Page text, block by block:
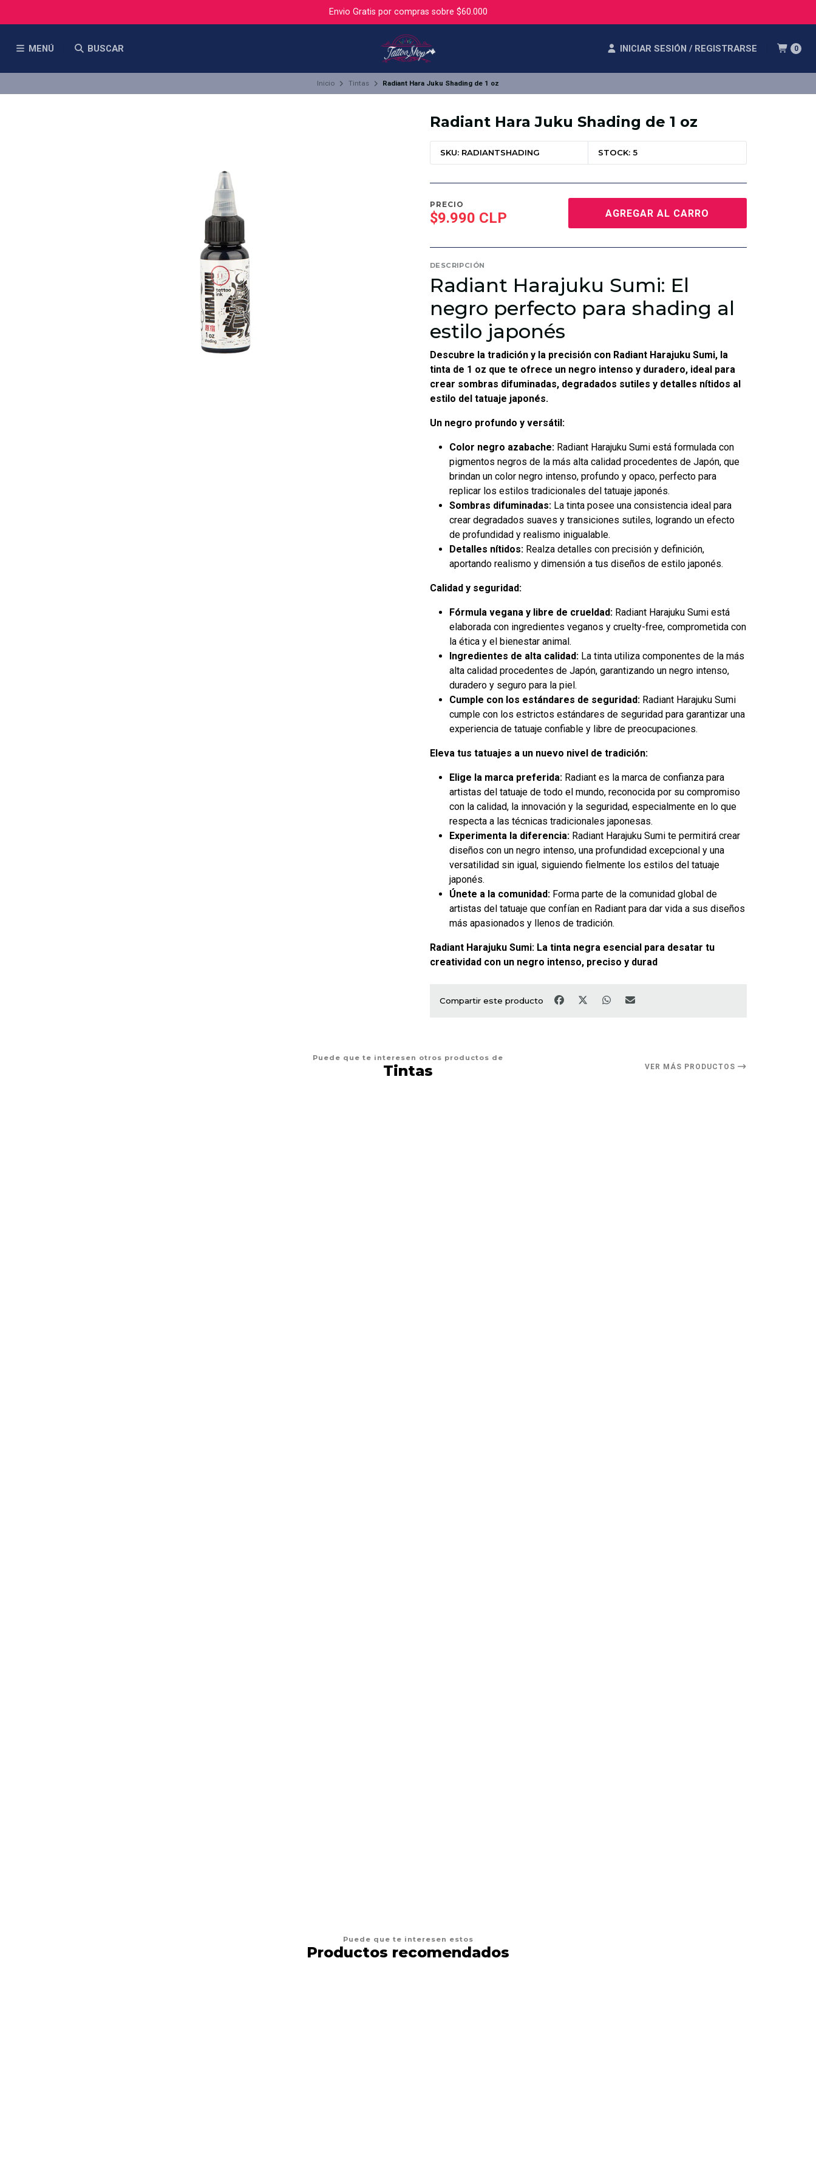
MENÚ BUSCAR INICIAR SESIÓN / REGISTRARSE 0
Envio Gratis por compras sobre $60.000
Inicio Tintas Radiant Hara Juku Shading de 1 oz
Radiant Hara Juku Shading de 1 oz
SKU: RADIANTSHADING STOCK: 5
PRECIO
$9.990 CLP AGREGAR AL CARRO
DESCRIPCIÓN
Radiant Harajuku Sumi: El
negro perfecto para shading al
estilo japonés
Descubre la tradición y la precisión con Radiant Harajuku Sumi, la
tinta de 1 oz que te ofrece un negro intenso y duradero, ideal para
crear sombras difuminadas, degradados sutiles y detalles nítidos al
estilo del tatuaje japonés.
Un negro profundo y versátil:
Color negro azabache: Radiant Harajuku Sumi está formulada con
pigmentos negros de la más alta calidad procedentes de Japón, que
brindan un color negro intenso, profundo y opaco, perfecto para
replicar los estilos tradicionales del tatuaje japonés.
Sombras difuminadas: La tinta posee una consistencia ideal para
crear degradados suaves y transiciones sutiles, logrando un efecto
de profundidad y realismo inigualable.
Detalles nítidos: Realza detalles con precisión y definición,
aportando realismo y dimensión a tus diseños de estilo japonés.
Calidad y seguridad:
Fórmula vegana y libre de crueldad: Radiant Harajuku Sumi está
elaborada con ingredientes veganos y cruelty-free, comprometida con
la ética y el bienestar animal.
Ingredientes de alta calidad: La tinta utiliza componentes de la más
alta calidad procedentes de Japón, garantizando un negro intenso,
duradero y seguro para la piel.
Cumple con los estándares de seguridad: Radiant Harajuku Sumi
cumple con los estrictos estándares de seguridad para garantizar una
experiencia de tatuaje confiable y libre de preocupaciones.
Eleva tus tatuajes a un nuevo nivel de tradición:
Elige la marca preferida: Radiant es la marca de confianza para
artistas del tatuaje de todo el mundo, reconocida por su compromiso
con la calidad, la innovación y la seguridad, especialmente en lo que
respecta a las técnicas tradicionales japonesas.
Experimenta la diferencia: Radiant Harajuku Sumi te permitirá crear
diseños con un negro intenso, una profundidad excepcional y una
versatilidad sin igual, siguiendo fielmente los estilos del tatuaje
japonés.
Únete a la comunidad: Forma parte de la comunidad global de
artistas del tatuaje que confían en Radiant para dar vida a sus diseños
más apasionados y llenos de tradición.
Radiant Harajuku Sumi: La tinta negra esencial para desatar tu
creatividad con un negro intenso, preciso y durad
Compartir este producto
Puede que te interesen otros productos de
Tintas VER MÁS PRODUCTOS
Puede que te interesen estos
Productos recomendados